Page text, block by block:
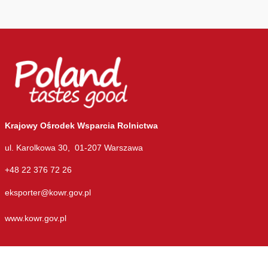
Krajowy Ośrodek Wsparcia Rolnictwa
ul. Karolkowa 30, 01-207 Warszawa
+48 22 376 72 26
eksporter@kowr.gov.pl
www.kowr.gov.pl